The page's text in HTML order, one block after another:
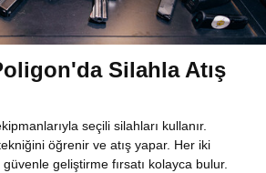
Silahla Atış
seçili silahları kullanır.
öğrenir ve atış yapar. Her iki
güvenle geliştirme fırsatı kolayca bulur.